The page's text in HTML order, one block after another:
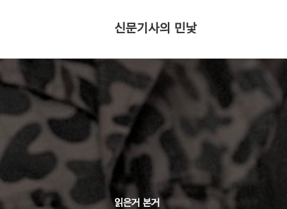
신문기사의 민낯
읽은거 본거